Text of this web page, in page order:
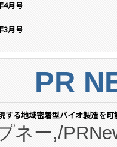
4月号
3月号
PR
る地域密着型バイオ製造を
ネー,/